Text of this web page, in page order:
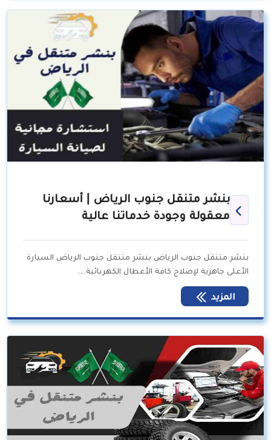
بنشر متنقل جنوب الرياض | أسعارنا
معقولة وجودة خدماتنا عالية
بنشر متنقل جنوب الرياض بنشر متنقل جنوب الرياض السيارة
الأعلى جاهزية لإصلاح كافة الأعطال الكهربائية…
المزيد